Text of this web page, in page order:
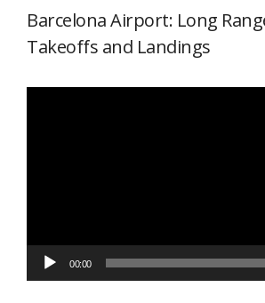
Barcelona Airport: Long
Takeoffs and Landings
00:00